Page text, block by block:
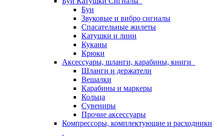
Буи
Звуковые и вибро сигналы
Спасательные жилеты
Катушки и лини
Куканы
Крюки
Аксессуары, шланги, карабины, книги
Шланги и держатели
Вешалки
Карабины и маркеры
Кольца
Сувениры
Прочие аксессуары
Компрессоры, комплектующие и расходники